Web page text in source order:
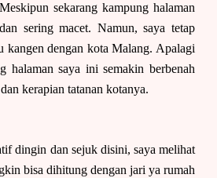
sekarang kampung halaman
sering macet. Namun, saya tetap
kangen dengan kota Malang. Apalagi
halaman saya ini semakin berbenah
kerapian tatanan kotanya.
dingin dan sejuk disini, saya melihat
bisa dihitung dengan jari ya rumah